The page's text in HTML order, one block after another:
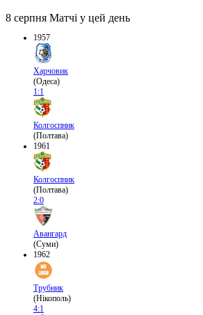
8 серпня Матчі у цей день
1957
Харчовик
(Одеса)
1:1
Колгоспник
(Полтава)
1961
Колгоспник
(Полтава)
2:0
Авангард
(Суми)
1962
Трубник
(Нікополь)
4:1